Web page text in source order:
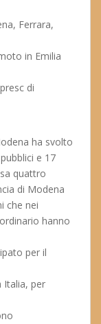
Ferrara,
in Emilia
di
ha svolto
e 17
quattro
di Modena
che nei
hanno
per il
Italia, per